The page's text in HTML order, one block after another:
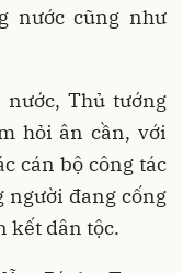
nước cũng như
Thủ tướng
hỏi ân cần, với
cán bộ công tác
người đang cống
kết dân tộc.